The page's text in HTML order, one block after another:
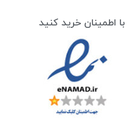
با اطمینان خرید کنید